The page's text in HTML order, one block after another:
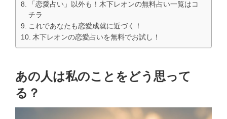
「恋愛占い」以外も！木下レオンの無料占い一覧はコ
チラ
これであなたも恋愛成就に近づく！
木下レオンの恋愛占いを無料でお試し！
あの人は私のことをどう思って
る？